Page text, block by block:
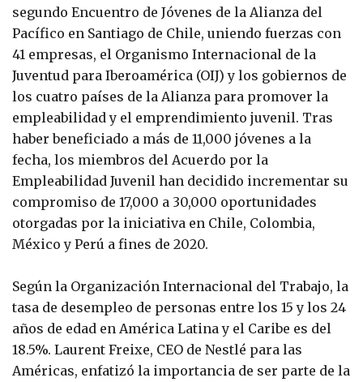
segundo Encuentro de Jóvenes de la Alianza del
Pacífico en Santiago de Chile, uniendo fuerzas con
41 empresas, el Organismo Internacional de la
Juventud para Iberoamérica (OIJ) y los gobiernos de
los cuatro países de la Alianza para promover la
empleabilidad y el emprendimiento juvenil. Tras
haber beneficiado a más de 11,000 jóvenes a la
fecha, los miembros del Acuerdo por la
Empleabilidad Juvenil han decidido incrementar su
compromiso de 17,000 a 30,000 oportunidades
otorgadas por la iniciativa en Chile, Colombia,
México y Perú a fines de 2020.
Según la Organización Internacional del Trabajo, la
tasa de desempleo de personas entre los 15 y los 24
años de edad en América Latina y el Caribe es del
18.5%. Laurent Freixe, CEO de Nestlé para las
Américas, enfatizó la importancia de ser parte de la